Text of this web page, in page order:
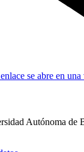
se abre en
Autónoma de